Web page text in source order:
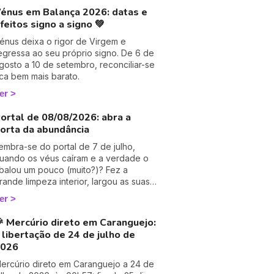
em Balança 2026: datas e
signo a signo 💚
deixa o rigor de Virgem e
ao seu próprio signo. De 6 de
a 10 de setembro, reconciliar-se
bem mais barato.
de 08/08/2026: abra a
da abundância
se do portal de 7 de julho,
os véus caíram e a verdade o
um pouco (muito?)? Fez a
limpeza interior, largou as suas
e agora o Universo bem lhe
alguma coisa, não é? 😊 É
aqui que entra o portal
de 08/08/2026. Depois da
sagrada do 7.7 chega o
da colheita. Este portal não
ruge. Fala de abundância, de
Mercúrio direto em Caranguejo:
libertação de 24 de julho de
direto em Caranguejo a 24 de